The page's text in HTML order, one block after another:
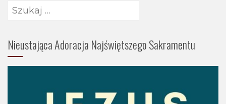
Szukaj:
Nieustająca Adoracja Najświętszego Sakramentu